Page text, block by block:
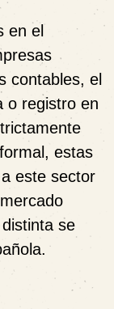
en el
contables, el
o registro en
estas
este sector
se